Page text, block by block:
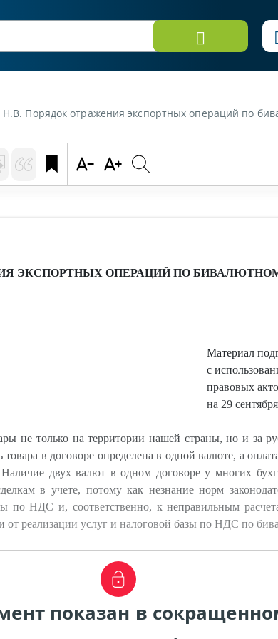
Н.В. Порядок отражения экспортных операций по
ЭКСПОРТНЫХ ОПЕРАЦИЙ ПО
Материал
с
правовых
на 29
не только на территории нашей страны, но и за
товара в договоре определена в одной валюте, а
двух валют в одном договоре у многих
в учете, потому как незнание норм
по НДС и, соответственно, к неправильным
от реализации услуг и налоговой базы по НДС по
показан в